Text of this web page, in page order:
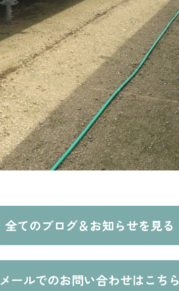
全てのブログ＆お知らせを見る
メールでのお問い合わせはこちら